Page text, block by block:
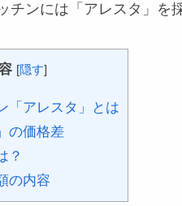
チンには「アレスタ」を
[隠す]
「アレスタ」とは
の価格差
？
の内容